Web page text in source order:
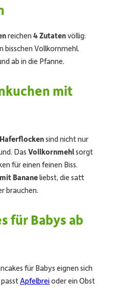
reichen4 Zutatenvöllig:
bisschen Vollkornmehl.
ab in die Pfanne.
mit
sind nicht nur
Das Vollkornmehlsorgt
für einen feinen Biss.
Bananeliebst, die satt
brauchen.
für Babys ab
für Babys eignen sich
passtApfelbreioder ein Obst